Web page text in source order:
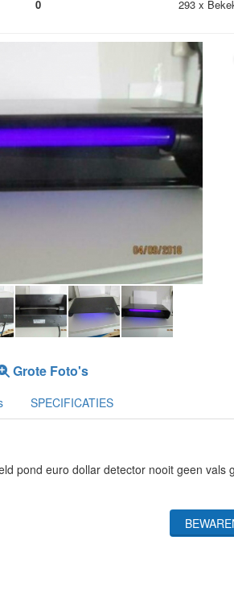
0 293 x
Grote Foto's
SPECIFICATIES
pond euro dollar detector nooit geen vals